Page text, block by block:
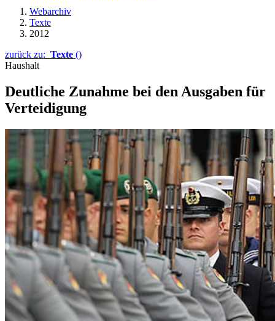
Webarchiv
Texte
2012
zurück zu: Texte ()
Haushalt
Deutliche Zunahme bei den Ausgaben für
Verteidigung